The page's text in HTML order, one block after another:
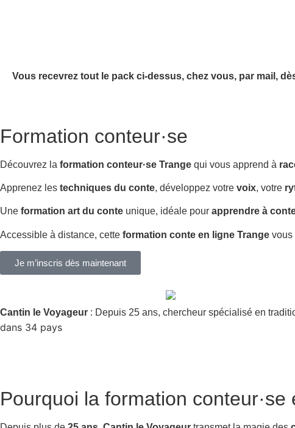
Vous recevrez tout le pack ci-dessus, chez vous, par mail,
Formation conteur·se
Découvrez la formation conteur·se Trange qui vous apprend à
Apprenez les techniques du conte, développez votre voix, votre
Une formation art du conte unique, idéale pour apprendre à
Accessible à distance, cette formation conte en ligne Trange vous
Je m’inscris dès maintenant
Cantin le Voyageur : Depuis 25 ans, chercheur spécialisé en
dans 34 pays
Pourquoi la formation conteur·se